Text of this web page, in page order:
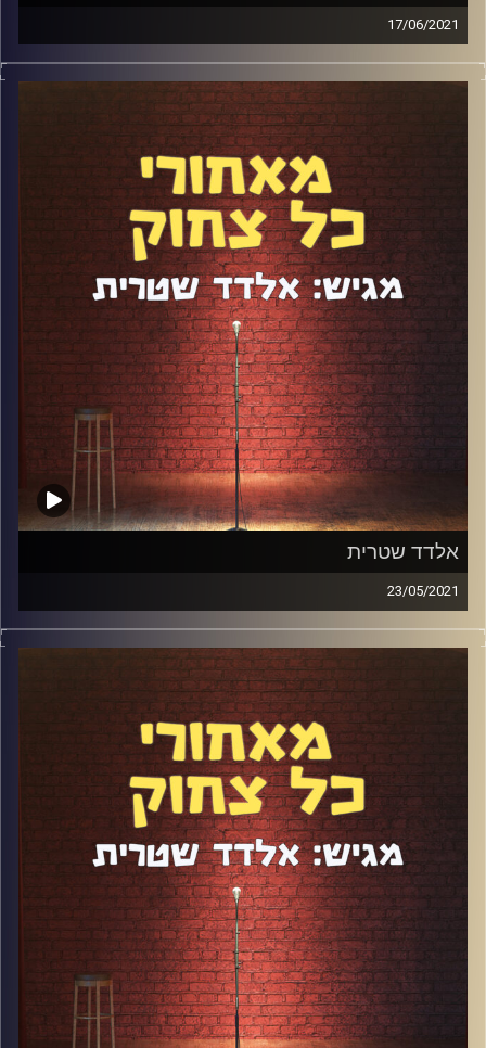
17/06/2021
יונה קפח היא תופעת סטנדאפ עם סיפור שנלקח מהאגדות.
תוך 4 שנים היא מוכרת כרטיסים להופעות בכל הארץ, מופיעה
עם עדי אשכנזי ומפציצה בפינת טלוויזיה אצל שי שטרן. דיברנו
על הדרך שהיא עשתה, על מה שמייחד אותה, על העבודה
במחלבה, על הופעות זום בקורונה, פעילות ברשתות החברתיות
קרדיט תמונות:אלדד שטרית
אלדד שטרית
23/05/2021
מוכנים? הפרק ה-100 הגיע! אחרי 99 פרקים בהם ראיין את
מיטב הקומיקאים בישראל, הגיע תורו של אלדד שטרית
להתראיין ולענות על השאלות של אלי חביב ולאה לב. במשך
יותר משעתיים הוא פתח את הכל: מאחורי הקלעים של
הפודקאסט, החזרה בשאלה, הסטנדאפ, כתיבה, חרדות, סמים,
אלכוהול ומה לא בעצם. תבלו.
קרדיט תמונות:אלדד שטרית